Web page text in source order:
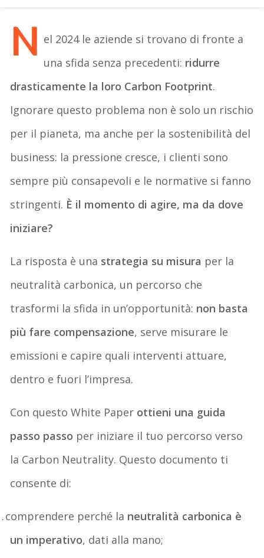
N el 2024 le aziende si trovano di fronte a
una sfida senza precedenti: ridurre
drasticamente la loro Carbon Footprint.
Ignorare questo problema non è solo un rischio
per il pianeta, ma anche per la sostenibilità del
business: la pressione cresce, i clienti sono
sempre più consapevoli e le normative si fanno
stringenti. È il momento di agire, ma da dove
iniziare?
La risposta è una strategia su misura per la
neutralità carbonica, un percorso che
trasformi la sfida in un’opportunità: non basta
più fare compensazione, serve misurare le
emissioni e capire quali interventi attuare,
dentro e fuori l’impresa.
Con questo White Paper ottieni una guida
passo passo per iniziare il tuo percorso verso
la Carbon Neutrality. Questo documento ti
consente di:
comprendere perché la neutralità carbonica è
un imperativo, dati alla mano;